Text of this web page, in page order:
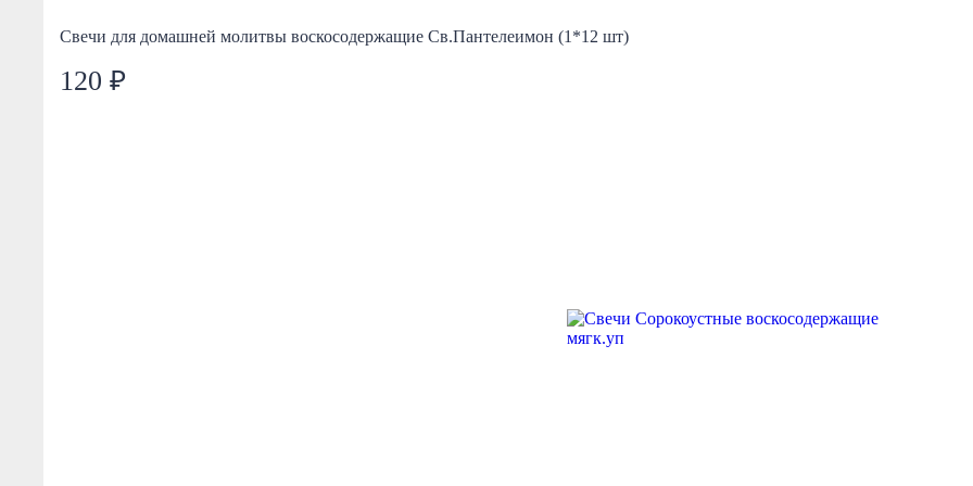
Свечи для домашней молитвы воскосодержащие Св.Пантелеимон (1*12 шт)
120 ₽